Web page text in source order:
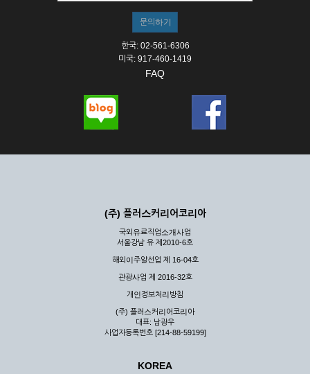
한국: 02-561-6306
미국: 917-460-1419
FAQ
(주) 플러스커리어코리아
국외유료직업소개사업
서울강남 유 제2010-6호
해외이주알선업 제 16-04호
관광사업 제 2016-32호
개인정보처리방침
(주) 플러스커리어코리아
대표: 남광우
사업자등록번호 [214-88-59199]
KOREA